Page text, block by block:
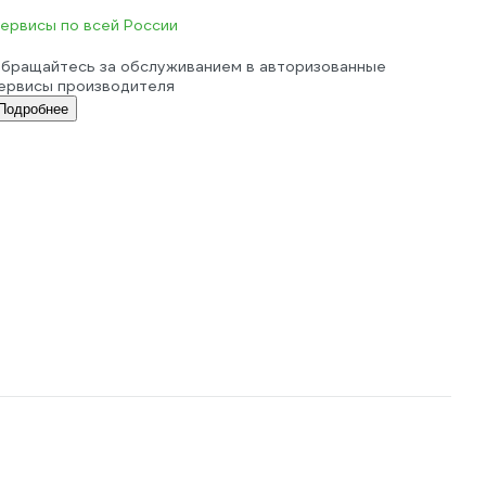
по всей России
за обслуживанием в авторизованные
производителя